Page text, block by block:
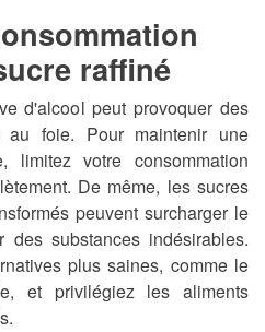
raffiné
d'alcool peut provoquer des
au foie. Pour maintenir une
limitez votre consommation
De même, les sucres
peuvent surcharger le
substances indésirables.
plus saines, comme le
et privilégiez les aliments